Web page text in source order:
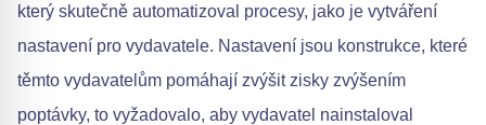
který skutečně automatizoval procesy, jako je vytváření
nastavení pro vydavatele. Nastavení jsou konstrukce, které
těmto vydavatelům pomáhají zvýšit zisky zvýšením
poptávky, to vyžadovalo, aby vydavatel nainstaloval